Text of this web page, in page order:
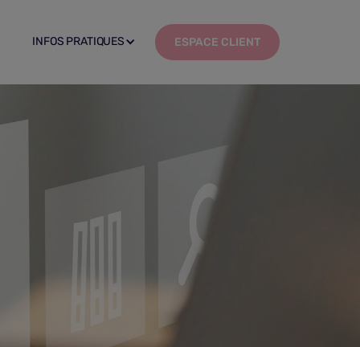
INFOS PRATIQUES ESPACE CLIENT
INFOS PRATIQUES ESPACE CLIENT